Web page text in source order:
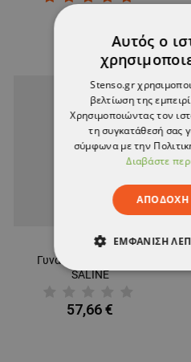
Γυναικείο παντελόνι
SALINE
57,66 €
Αυτός ο
Stenso.gr
βελτίωση της
Χρησιμοποιώντας τον
τη συγκατάθεσή σας
σύμφωνα με την
Διαβάστε
ΕΜΦΆΝΙΣΗ
ΑΠΟΛΎΤΩΣ
ΑΠΌΔΟΣΗΣ